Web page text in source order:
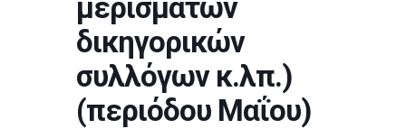
μερισμάτων
δικηγορικών
συλλόγων κ.λπ.)
(περιόδου Μαΐου)